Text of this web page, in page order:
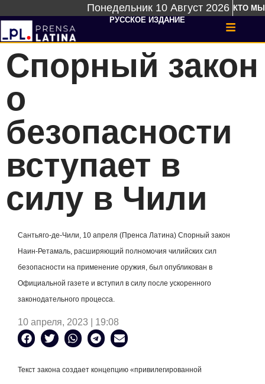
Понедельник 10 Август 2026 КТО МЫ
РУССКОЕ ИЗДАНИЕ
Спорный закон
о
безопасности
вступает в
силу в Чили
Сантьяго-де-Чили, 10 апреля (Пренса Латина) Спорный закон
Наин-Ретамаль, расширяющий полномочия чилийских сил
безопасности на применение оружия, был опубликован в
Официальной газете и вступил в силу после ускоренного
законодательного процесса.
10 апреля, 2023 | 19:08
Текст закона создает концепцию «привилегированной